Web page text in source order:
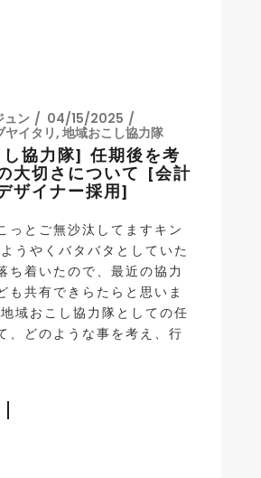
ュン
04/15/2025
ヤイタリ, 地域おこし協力隊
し協力隊] 任期後を考
大切さについて [会計
ザイナー採用]
っとご無沙汰してますキン
うやくバタバタとしていた
ち着いたので、最近の協力
も共有できらたらと思いま
域おこし協力隊としての任
、どのような事を考え、行